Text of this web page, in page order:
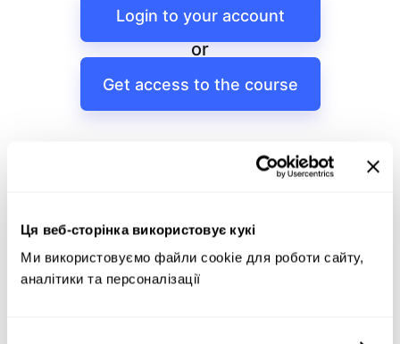
Ця веб-сторінка використовує кукі
Ми використовуємо файли cookie для роботи сайту,
аналітики та персоналізації
Login to your account
or
Get access to the course